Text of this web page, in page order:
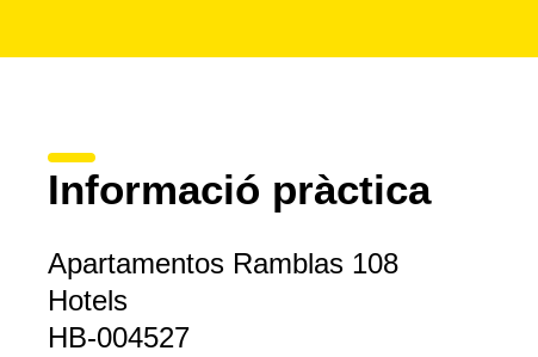
Informació pràctica
Apartamentos Ramblas 108
Hotels
HB-004527